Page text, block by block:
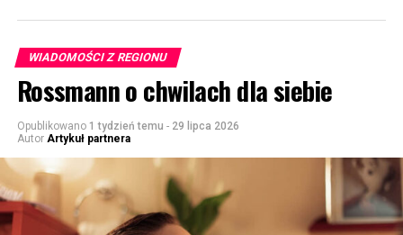
WIADOMOŚCI Z REGIONU
Rossmann o chwilach dla siebie
Opublikowano 1 tydzień temu - 29 lipca 2026
Autor Artykuł partnera